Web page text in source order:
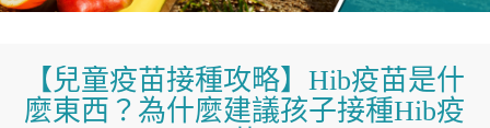
【兒童疫苗接種攻略】Hib疫苗是什
麼東西？為什麼建議孩子接種Hib疫